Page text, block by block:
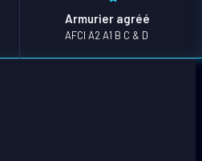
Armurier agréé
AFCI A2 A1 B C & D